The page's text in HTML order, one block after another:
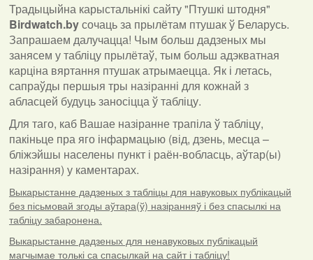
Традыцыйна карыстальнікі сайту "Птушкі штодня"
Birdwatch.byсочаць за прылётам птушак ў Беларусь.
Запрашаем далучацца! Чым больш дадзеных мы
занясем у табліцу прылётаў, тым больш адэкватная
карціна вяртання птушак атрымаецца. Як і летась,
сапраўды першыя тры назіранні для кожнай з
абласцей будуць заносіцца ў табліцу.
Для таго, каб Вашае назіранне трапіла ў табліцу,
пакіньце пра яго інфармацыю (від, дзень, месца –
бліжэйшы населены пункт і раён-вобласць, аўтар(ы)
назірання) у каментарах.
Выкарыстанне дадзеных з табліцы для навуковых публікацый
без пісьмовай згоды аўтара(ў) назіранняў і без спасылкі на
табліцу забаронена.
Выкарыстанне дадзеных для ненавуковых публікацый
магчымае толькі са спасылкай на сайт і табліцу!